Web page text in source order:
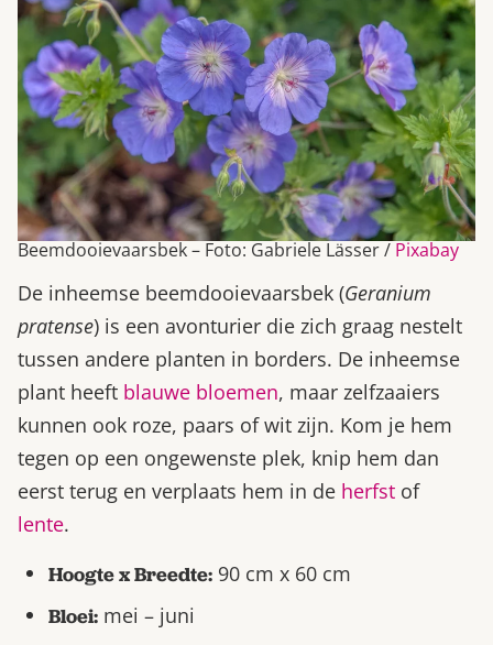
Beemdooievaarsbek – Foto: Gabriele Lässer /Pixabay
De inheemse beemdooievaarsbek (Geranium
pratense) is een avonturier die zich graag nestelt
tussen andere planten in borders. De inheemse
plant heeft blauwe bloemen, maar zelfzaaiers
kunnen ook roze, paars of wit zijn. Kom je hem
tegen op een ongewenste plek, knip hem dan
eerst terug en verplaats hem in de herfst of
lente.
Hoogte x Breedte: 90 cm x 60 cm
Bloei: mei – juni